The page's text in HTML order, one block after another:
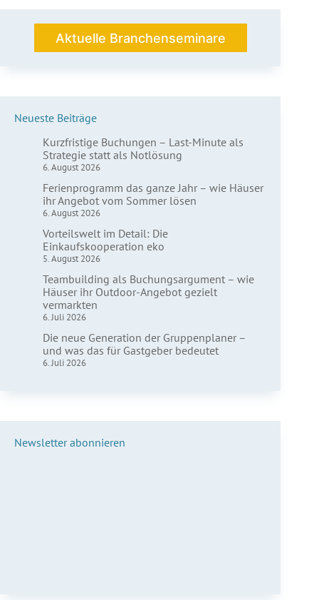
Ort
entscheidend
Aktuelle Branchenseminare
Neueste Beiträge
Kurzfristige Buchungen – Last-Minute als
Strategie statt als Notlösung
6. August 2026
Ferienprogramm das ganze Jahr – wie Häuser
ihr Angebot vom Sommer lösen
6. August 2026
Vorteilswelt im Detail: Die
Einkaufskooperation eko
5. August 2026
Teambuilding als Buchungsargument – wie
Häuser ihr Outdoor-Angebot gezielt
vermarkten
6. Juli 2026
Die neue Generation der Gruppenplaner –
und was das für Gastgeber bedeutet
6. Juli 2026
Newsletter abonnieren